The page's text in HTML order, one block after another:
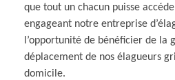
que tout un chacun puisse
engageant notre entreprise
l’opportunité de bénéficier de la
déplacement de nos élagueurs
domicile.